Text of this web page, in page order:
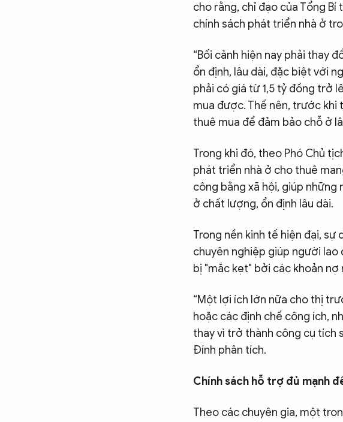
cho rằng, chỉ đạo của Tổng
chính sách phát triển nhà ở
“Bối cảnh hiện nay phải thay
ổn định, lâu dài, đặc biệt với
phải có giá từ 1,5 tỷ đồng trở
mua được. Thế nên, trước khi
thuê mua để đảm bảo chỗ ở
Trong khi đó, theo Phó Chủ
phát triển nhà ở cho thuê
công bằng xã hội, giúp những
ở chất lượng, ổn định lâu dài.
Trong nền kinh tế hiện đại,
chuyên nghiệp giúp người
bị "mắc kẹt" bởi các khoản nợ
“Một lợi ích lớn nữa cho thị
hoặc các định chế công ích,
thay vì trở thành công cụ tích
Đính phân tích.
Chính sách hỗ trợ đủ mạnh
Theo các chuyên gia, một